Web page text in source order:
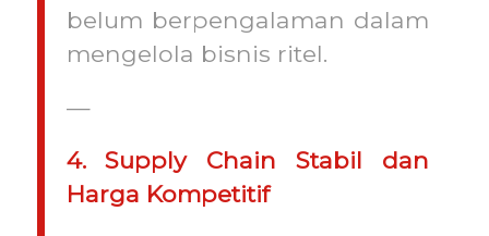
belum berpengalaman dalam
mengelola bisnis ritel.
—
4. Supply Chain Stabil dan
Harga Kompetitif